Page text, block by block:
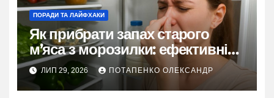
ПОРАДИ ТА ЛАЙФХАКИ
Як прибрати запах старого
м’яса з морозилки: ефективні
методи
ЛИП 29, 2026 ПОТАПЕНКО ОЛЕКСАНДР